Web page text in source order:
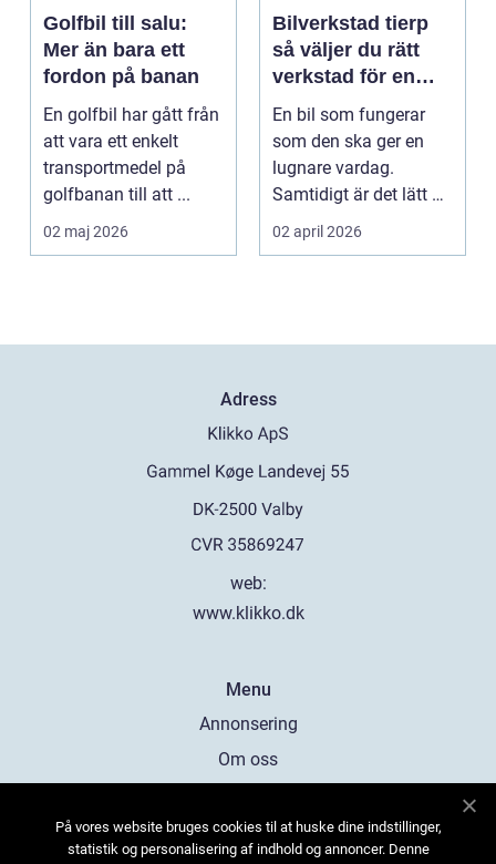
Golfbil till salu:
Mer än bara ett
fordon på banan
En golfbil har gått från
att vara ett enkelt
transportmedel på
golfbanan till att ...
02 maj 2026
Bilverkstad tierp
så väljer du rätt
verkstad för en
tryggare bilvardag
En bil som fungerar
som den ska ger en
lugnare vardag.
Samtidigt är det lätt att
skjuta upp service ...
02 april 2026
Adress
web:
www.klikko.dk
Menu
Annonsering
Om oss
Kontakta oss
På vores website bruges cookies til at huske dine indstillinger,
statistik og personalisering af indhold og annoncer. Denne